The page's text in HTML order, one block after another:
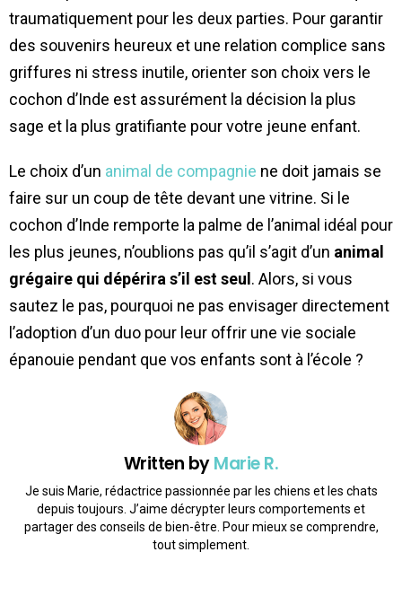
traumatiquement pour les deux parties. Pour garantir
des souvenirs heureux et une relation complice sans
griffures ni stress inutile, orienter son choix vers le
cochon d’Inde est assurément la décision la plus
sage et la plus gratifiante pour votre jeune enfant.
Le choix d’un animal de compagnie ne doit jamais se
faire sur un coup de tête devant une vitrine. Si le
cochon d’Inde remporte la palme de l’animal idéal pour
les plus jeunes, n’oublions pas qu’il s’agit d’un animal
grégaire qui dépérira s’il est seul. Alors, si vous
sautez le pas, pourquoi ne pas envisager directement
l’adoption d’un duo pour leur offrir une vie sociale
épanouie pendant que vos enfants sont à l’école ?
Written byMarie R.
Je suis Marie, rédactrice passionnée par les chiens et les chats
depuis toujours. J’aime décrypter leurs comportements et
partager des conseils de bien-être. Pour mieux se comprendre,
tout simplement.